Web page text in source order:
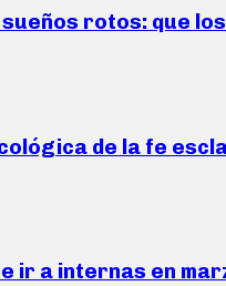
rotos: que
de la fe
ir a internas en